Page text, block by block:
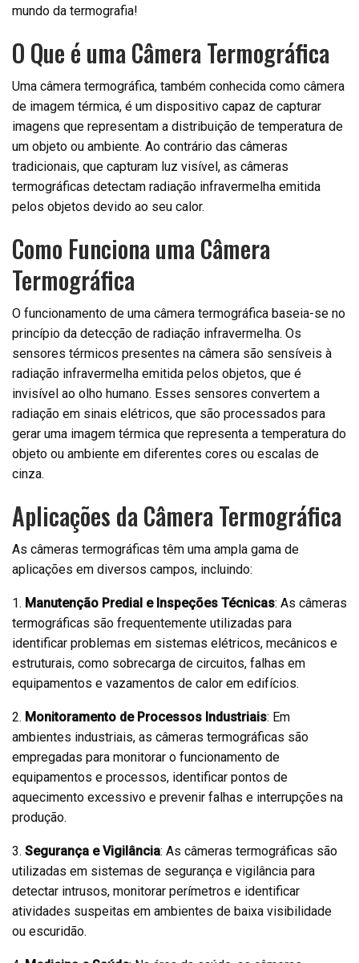
mundo da termografia!
O Que é uma Câmera Termográfica
Uma câmera termográfica, também conhecida como câmera
de imagem térmica, é um dispositivo capaz de capturar
imagens que representam a distribuição de temperatura de
um objeto ou ambiente. Ao contrário das câmeras
tradicionais, que capturam luz visível, as câmeras
termográficas detectam radiação infravermelha emitida
pelos objetos devido ao seu calor.
Como Funciona uma Câmera
Termográfica
O funcionamento de uma câmera termográfica baseia-se no
princípio da detecção de radiação infravermelha. Os
sensores térmicos presentes na câmera são sensíveis à
radiação infravermelha emitida pelos objetos, que é
invisível ao olho humano. Esses sensores convertem a
radiação em sinais elétricos, que são processados ​​para
gerar uma imagem térmica que representa a temperatura do
objeto ou ambiente em diferentes cores ou escalas de
cinza.
Aplicações da Câmera Termográfica
As câmeras termográficas têm uma ampla gama de
aplicações em diversos campos, incluindo:
1. Manutenção Predial e Inspeções Técnicas: As câmeras
termográficas são frequentemente utilizadas para
identificar problemas em sistemas elétricos, mecânicos e
estruturais, como sobrecarga de circuitos, falhas em
equipamentos e vazamentos de calor em edifícios.
2. Monitoramento de Processos Industriais: Em
ambientes industriais, as câmeras termográficas são
empregadas para monitorar o funcionamento de
equipamentos e processos, identificar pontos de
aquecimento excessivo e prevenir falhas e interrupções na
produção.
3. Segurança e Vigilância: As câmeras termográficas são
utilizadas em sistemas de segurança e vigilância para
detectar intrusos, monitorar perímetros e identificar
atividades suspeitas em ambientes de baixa visibilidade
ou escuridão.